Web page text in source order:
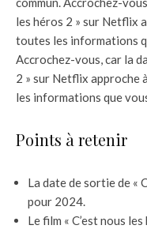
les héros 2 » sur Netflix
toutes les informations
Accrochez-vous, car la
2 » sur Netflix approche
les informations que
Points à retenir
La date de sortie de «
pour 2024.
Le film « C’est nous